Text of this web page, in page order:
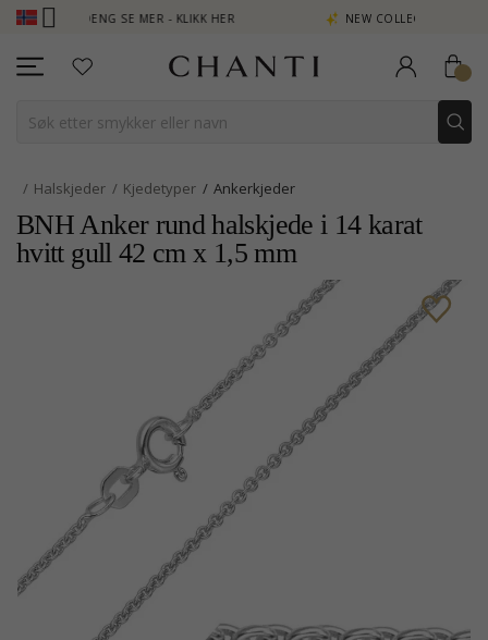
SE MER - KLIKK HER NEW COLLECTION | AURA
Halskjeder Kjedetyper Ankerkjeder
BNH Anker rund halskjede i 14 karat
hvitt gull 42 cm x 1,5 mm